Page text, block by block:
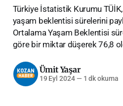
Türkiye İstatistik Kurumu
yaşam beklentisi sürelerini
Ortalama Yaşam Beklentisi
göre bir miktar düşerek 76,8
Ümit Yaşar
19 Eyl 2024 — 1 dk okuma